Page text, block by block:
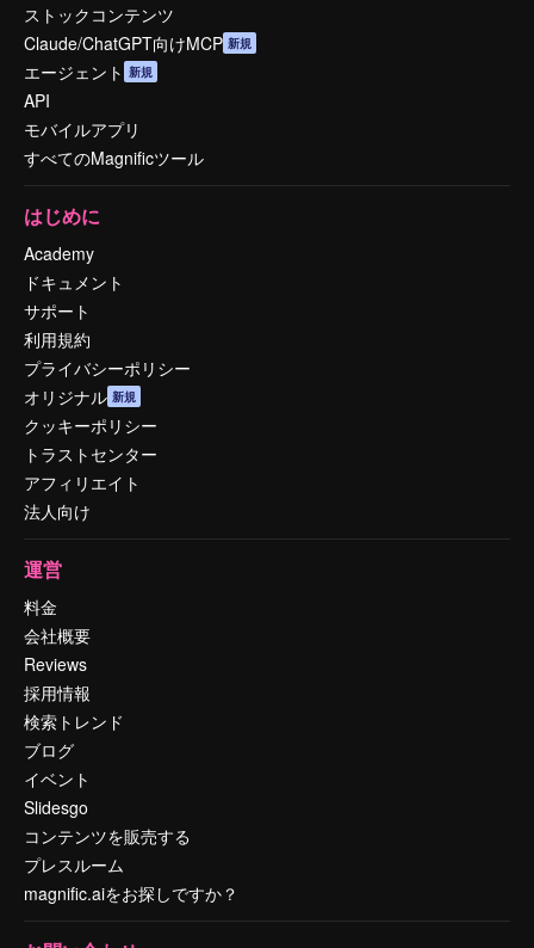
ストックコンテンツ
Claude/ChatGPT向けMCP 新規
エージェント 新規
API
モバイルアプリ
すべてのMagnificツール
はじめに
Academy
ドキュメント
サポート
利用規約
プライバシーポリシー
オリジナル 新規
クッキーポリシー
トラストセンター
アフィリエイト
法人向け
運営
料金
会社概要
Reviews
採用情報
検索トレンド
ブログ
イベント
Slidesgo
コンテンツを販売する
プレスルーム
magnific.aiをお探しですか？